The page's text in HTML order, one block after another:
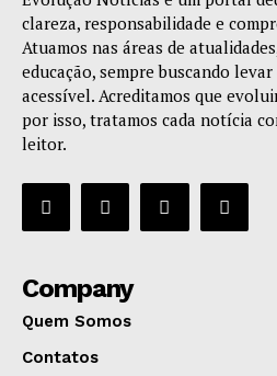
clareza, responsabilidade e
Atuamos nas áreas de
educação, sempre buscando
acessível. Acreditamos que
por isso, tratamos cada notícia
leitor.
Company
Quem Somos
Contatos